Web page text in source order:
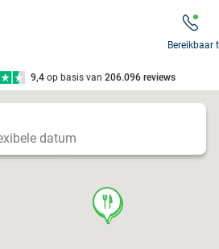
9,4 op basis van 206.096 reviews
10+ miljoen leden
Bereikbaar
datum
food
food
food
food
food